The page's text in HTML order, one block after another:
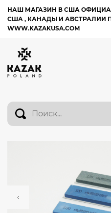
НАШ МАГАЗИН В США
США , КАНАДЫ И АВСТРАЛИИ
WWW.KAZAKUSA.COM